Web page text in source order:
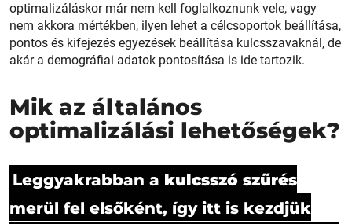
optimalizáláskor már nem kell foglalkoznunk vele, vagy
nem akkora mértékben, ilyen lehet a célcsoportok beállítása,
pontos és kifejezés egyezések beállítása kulcsszavaknál, de
akár a demográfiai adatok pontosítása is ide tartozik.
Mik az általános
optimalizálási lehetőségek?
Leggyakrabban a kulcsszó szűrés
merül fel elsőként, így itt is kezdjük